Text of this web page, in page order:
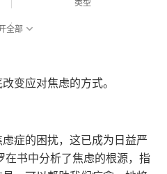
类型
2021-07-01
发行日期
全部
变应对焦虑的方式。
症的困扰，这已成为日益严
在书中分析了焦虑的根源，指